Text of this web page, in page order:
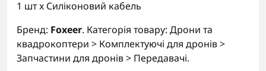
1 шт x Силіконовий кабель
Бренд: Foxeer. Категорія товару: Дрони та
квадрокоптери > Комплектуючі для дронів >
Запчастини для дронів > Передавачі.